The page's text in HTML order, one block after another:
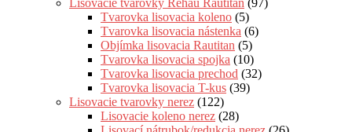
Tvarovka lisovacia koleno (5)
Tvarovka lisovacia nástenka (6)
Objímka lisovacia Rautitan (5)
Tvarovka lisovacia spojka (10)
Tvarovka lisovacia prechod (32)
Tvarovka lisovacia T-kus (39)
Lisovacie tvarovky nerez (122)
Lisovacie koleno nerez (28)